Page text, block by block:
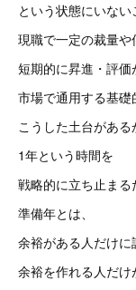
という状態にいない
現職で一定の裁量や
短期的に昇進・評
市場で通用する基
こうした土台がある
1年という時間を
戦略的に立ち止まる
準備年とは、
余裕がある人だけに
余裕を作れる人だけ